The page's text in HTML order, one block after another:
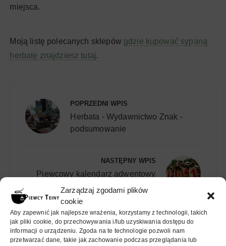
Zarządzaj zgodami plików
cookie
Aby zapewnić jak najlepsze wrażenia, korzystamy z technologii, takich
jak pliki cookie, do przechowywania i/lub uzyskiwania dostępu do
informacji o urządzeniu. Zgoda na te technologie pozwoli nam
przetwarzać dane, takie jak zachowanie podczas przeglądania lub
miejsca.
Moją listę polecanych sklepów gdzie kupować sypaną
herbatę znajdziesz tutaj.
wpisu
POPRZEDNI WPIS
Herbata - Wydawnictwo Znak -
podsumowanie
NASTĘPNY WPIS
Piewcowy kalendarz adwentowy
2024